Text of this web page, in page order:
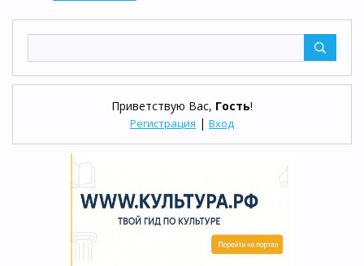
Приветствую Вас, Гость!
Регистрация | Вход